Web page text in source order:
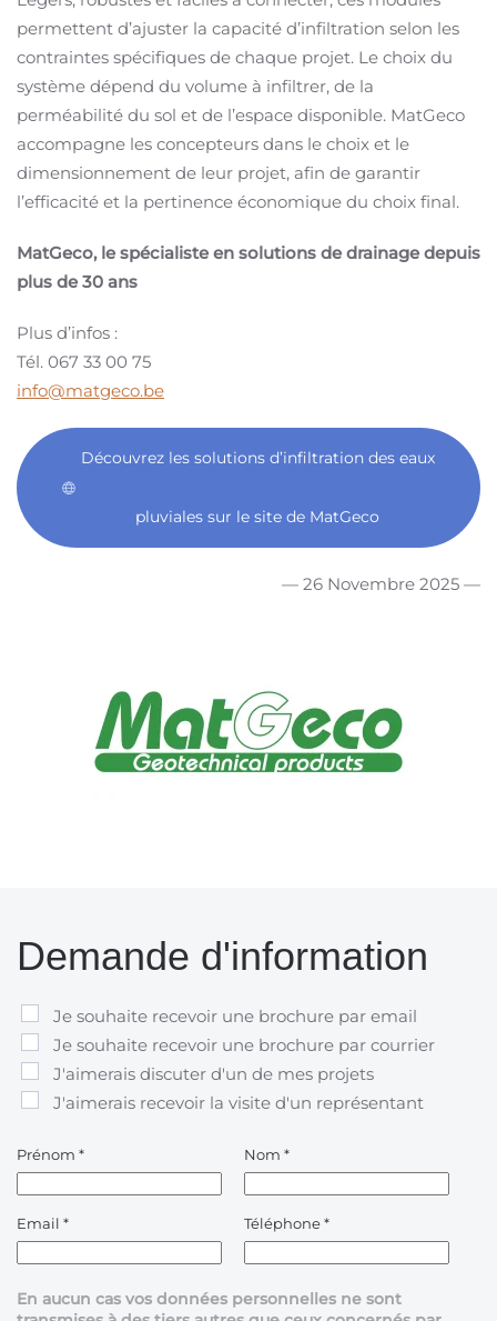
permettent d’ajuster la capacité d’infiltration selon les
contraintes spécifiques de chaque projet. Le choix du
système dépend du volume à infiltrer, de la
perméabilité du sol et de l’espace disponible. MatGeco
accompagne les concepteurs dans le choix et le
dimensionnement de leur projet, afin de garantir
l’efficacité et la pertinence économique du choix final.
MatGeco, le spécialiste en solutions de drainage depuis
plus de 30 ans
Plus d’infos :
Tél. 067 33 00 75
info@matgeco.be
Découvrez les solutions d’infiltration des eaux
pluviales sur le site de MatGeco
— 26 Novembre 2025 —
Demande d'information
Je souhaite recevoir une brochure par email
Je souhaite recevoir une brochure par courrier
J'aimerais discuter d'un de mes projets
J'aimerais recevoir la visite d'un représentant
Prénom * Nom *
Email * Téléphone*
En aucun cas vos données personnelles ne sont